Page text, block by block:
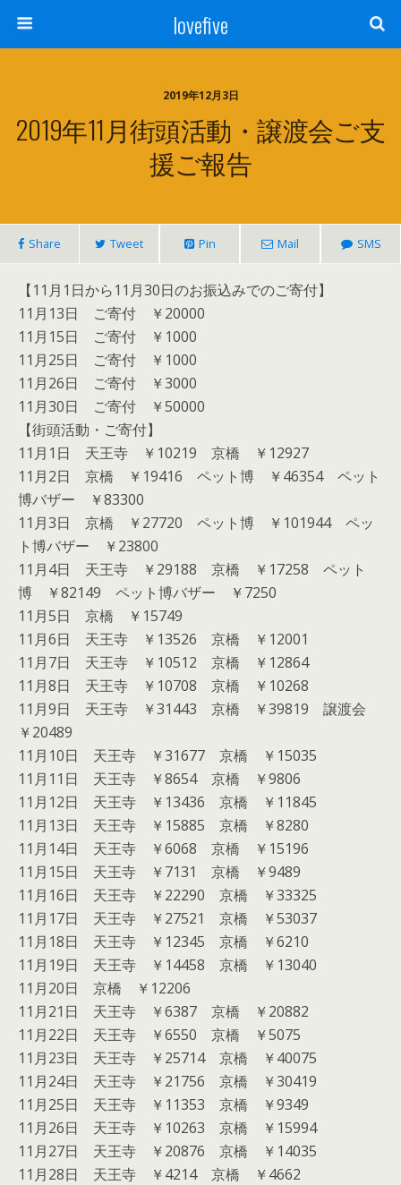
lovefive
2019年12月3日
2019年11月街頭活動・譲渡会ご支
援ご報告
Share Tweet Pin Mail SMS
【11月1日から11月30日のお振込みでのご寄付】
11月13日 ご寄付 ￥20000
11月15日 ご寄付 ￥1000
11月25日 ご寄付 ￥1000
11月26日 ご寄付 ￥3000
11月30日 ご寄付 ￥50000
【街頭活動・ご寄付】
11月1日 天王寺 ￥10219 京橋 ￥12927
11月2日 京橋 ￥19416 ペット博 ￥46354 ペット
博バザー ￥83300
11月3日 京橋 ￥27720 ペット博 ￥101944 ペッ
ト博バザー ￥23800
11月4日 天王寺 ￥29188 京橋 ￥17258 ペット
博 ￥82149 ペット博バザー ￥7250
11月5日 京橋 ￥15749
11月6日 天王寺 ￥13526 京橋 ￥12001
11月7日 天王寺 ￥10512 京橋 ￥12864
11月8日 天王寺 ￥10708 京橋 ￥10268
11月9日 天王寺 ￥31443 京橋 ￥39819 譲渡会
￥20489
11月10日 天王寺 ￥31677 京橋 ￥15035
11月11日 天王寺 ￥8654 京橋 ￥9806
11月12日 天王寺 ￥13436 京橋 ￥11845
11月13日 天王寺 ￥15885 京橋 ￥8280
11月14日 天王寺 ￥6068 京橋 ￥15196
11月15日 天王寺 ￥7131 京橋 ￥9489
11月16日 天王寺 ￥22290 京橋 ￥33325
11月17日 天王寺 ￥27521 京橋 ￥53037
11月18日 天王寺 ￥12345 京橋 ￥6210
11月19日 天王寺 ￥14458 京橋 ￥13040
11月20日 京橋 ￥12206
11月21日 天王寺 ￥6387 京橋 ￥20882
11月22日 天王寺 ￥6550 京橋 ￥5075
11月23日 天王寺 ￥25714 京橋 ￥40075
11月24日 天王寺 ￥21756 京橋 ￥30419
11月25日 天王寺 ￥11353 京橋 ￥9349
11月26日 天王寺 ￥10263 京橋 ￥15994
11月27日 天王寺 ￥20876 京橋 ￥14035
11月28日 天王寺 ￥4214 京橋 ￥4662